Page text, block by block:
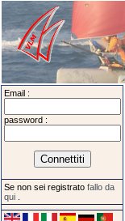
Email :
password :
Se non sei registrato fallo da
qui